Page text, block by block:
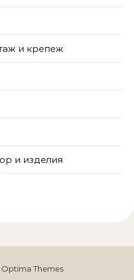
и крепеж
и изделия
Optima Themes